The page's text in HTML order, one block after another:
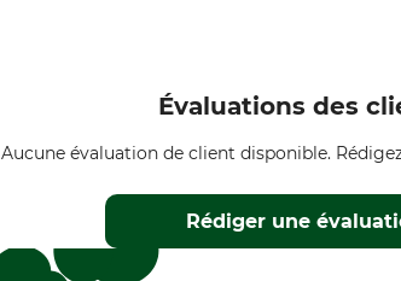
Évaluations des
Aucune évaluation de client disponible.
Rédiger une